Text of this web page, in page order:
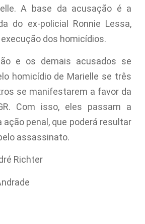
A base da acusação é a
do ex-policial Ronnie Lessa,
dos homicídios.
e os demais acusados se
homicídio de Marielle se três
se manifestarem a favor da
Com isso, eles passam a
ação penal, que poderá resultar
assassinato.
Richter